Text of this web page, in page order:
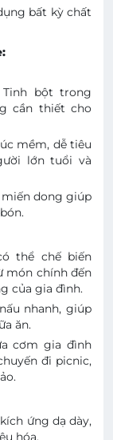
bất kỳ chất
Tinh bột trong
cần thiết cho
mềm, dễ tiêu
lớn tuổi và
dong giúp
thể chế biến
món chính đến
của gia đình.
nhanh, giúp
ăn.
cơm gia đình
đi picnic,
ứng dạ dày,
hóa.